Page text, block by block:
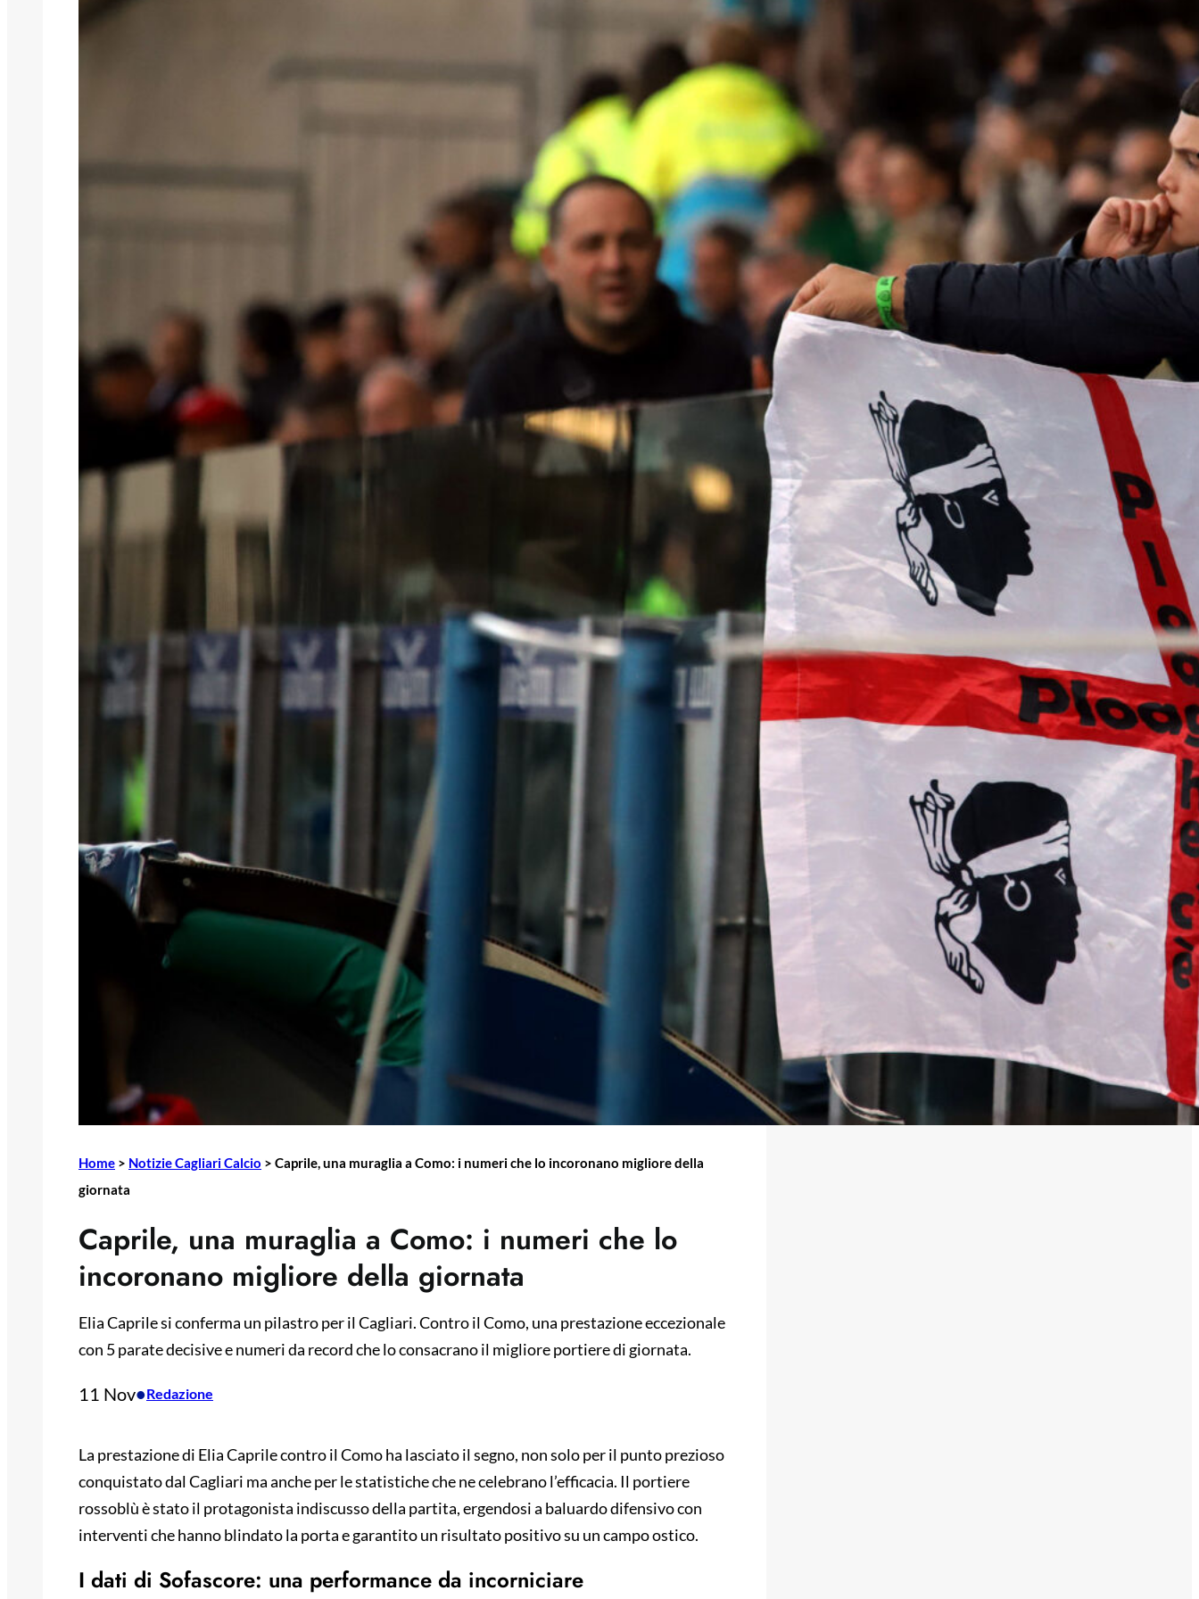
Home > Notizie Cagliari Calcio > Caprile, una muraglia a Como: i numeri che lo incoronano migliore della
giornata
Caprile, una muraglia a Como: i numeri che lo
incoronano migliore della giornata
Elia Caprile si conferma un pilastro per il Cagliari. Contro il Como, una prestazione eccezionale
con 5 parate decisive e numeri da record che lo consacrano il migliore portiere di giornata.
11 Nov•Redazione
La prestazione di Elia Caprile contro il Como ha lasciato il segno, non solo per il punto prezioso
conquistato dal Cagliari ma anche per le statistiche che ne celebrano l’efficacia. Il portiere
rossoblù è stato il protagonista indiscusso della partita, ergendosi a baluardo difensivo con
interventi che hanno blindato la porta e garantito un risultato positivo su un campo ostico.
I dati di Sofascore: una performance da incorniciare
Serie A 2026/27, definite le date: il
percorso del Cagliari tra campionato
9 Agosto 2026
Ex Cagliari, Piccoli conteso sul
mercato: la Lazio lo valuta per
l’attacco
9 Agosto 2026